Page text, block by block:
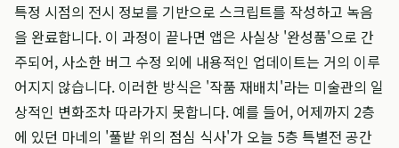
특정 시점의 전시 정보를 기반으로 스크립트를 작성하고 녹음
을 완료합니다. 이 과정이 끝나면 앱은 사실상 '완성품'으로 간
주되어, 사소한 버그 수정 외에 내용적인 업데이트는 거의 이루
어지지 않습니다. 이러한 방식은 '작품 재배치'라는 미술관의 일
상적인 변화조차 따라가지 못합니다. 예를 들어, 어제까지 2층
에 있던 마네의 '풀밭 위의 점심 식사'가 오늘 5층 특별전 공간